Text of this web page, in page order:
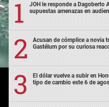
JOH le responde a Dagoberto
supuestas amenazas en
Acusan de cómplice a novia
Gastélum por su curiosa
El dólar vuelve a subir en
tipo de cambio este 6 de